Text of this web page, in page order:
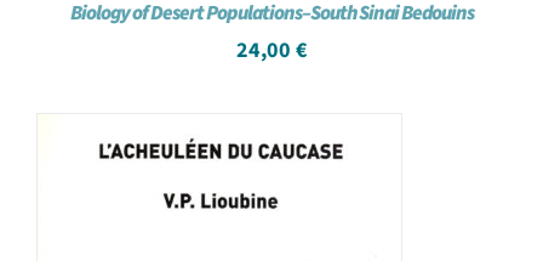
Biology of Desert Populations–South Sinai Bedouins
24,00 €